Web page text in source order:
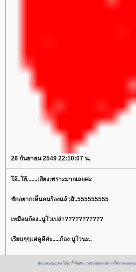
26 กันยายน 2549 22:10:07 น.
โอ้..โฮ้.......เสียงเพราะมากเลยค่ะ
ชักอยากเห็นคนร้องแล้วสิ..555555555
เหมือนก้อง..นูโวเปล่า???????????
เรียบๆๆแต่ดูดีค่ะ.....ก้อง นูโวนะ..
เพลงเพราะมากเลยค่ะ.คุณเก่งจิงๆๆ
BlogGang.com ใช้คุกกี้เพื่อพัฒนาประสบการณ์การใช้งานของคุณ